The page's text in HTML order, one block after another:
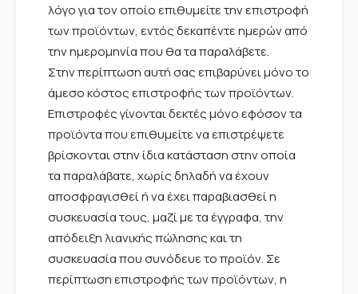
λόγο για τον οποίο επιθυμείτε την επιστροφή
των προϊόντων, εντός δεκαπέντε ημερών από
την ημερομηνία που θα τα παραλάβετε.
Στην περίπτωση αυτή σας επιβαρύνει μόνο το
άμεσο κόστος επιστροφής των προϊόντων.
Επιστροφές γίνονται δεκτές μόνο εφόσον τα
προϊόντα που επιθυμείτε να επιστρέψετε
βρίσκονται στην ίδια κατάσταση στην οποία
τα παραλάβατε, χωρίς δηλαδή να έχουν
αποσφραγισθεί ή να έχει παραβιασθεί η
συσκευασία τους, μαζί με τα έγγραφα, την
απόδειξη λιανικής πώλησης και τη
συσκευασία που συνόδευε το προϊόν. Σε
περίπτωση επιστροφής των προϊόντων, η